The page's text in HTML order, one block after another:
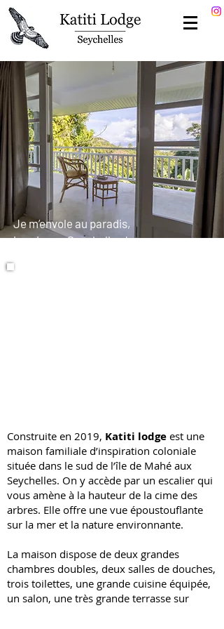
Je m’envole au paradis,
je vais aux Seychelles !
Construite en 2019, Katiti lodge est une
maison familiale d’inspiration coloniale
située dans le sud de l’île de Mahé aux
Seychelles. On y accède par un escalier qui
vous amène à la hauteur de la cime des
arbres. Elle offre une vue époustouflante
sur la mer et la nature environnante.
La maison dispose de deux grandes
chambres doubles, deux salles de douches,
trois toilettes, une grande cuisine équipée,
un salon, une très grande terrasse sur